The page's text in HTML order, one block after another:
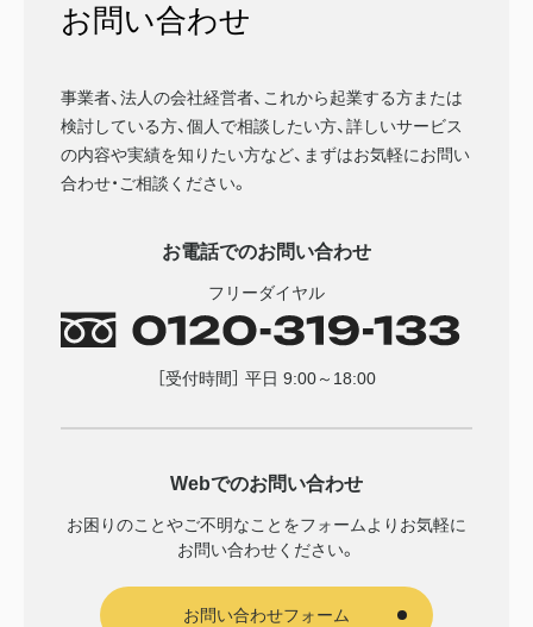
お問い合わせ
事業者、法人の会社経営者、これから起業する方または
検討している方、個人で相談したい方、詳しいサービス
の内容や実績を知りたい方など、まずはお気軽にお問い
合わせ・ご相談ください。
お電話でのお問い合わせ
フリーダイヤル
［受付時間］ 平日 9:00～18:00
Webでのお問い合わせ
お困りのことやご不明なことをフォームより お気軽に
お問い合わせください。
お問い合わせフォーム